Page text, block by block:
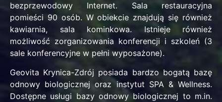
bezprzewodowy Internet. Sala restauracyjna
pomieści 90 osób. W obiekcie znajdują się również
kawiarnia, sala kominkowa. Istnieje również
możliwość zorganizowania konferencji i szkoleń (3
sale konferencyjne w pełni wyposażone).
Geovita Krynica-Zdrój posiada bardzo bogatą bazę
odnowy biologicznej oraz instytut SPA & Wellness.
Dostępne usługi bazy odnowy biologicznej to m.in.